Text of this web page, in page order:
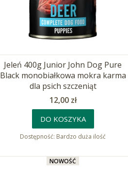
Jeleń 400g Junior John Dog Pure
Black monobiałkowa mokra karma
dla psich szczeniąt
Cena
12,00 zł
DO KOSZYKA
Dostępność: Bardzo duża ilość
NOWOŚĆ